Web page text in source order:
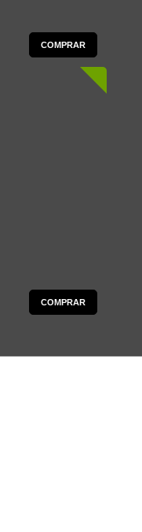
COMPRAR
COMPRAR